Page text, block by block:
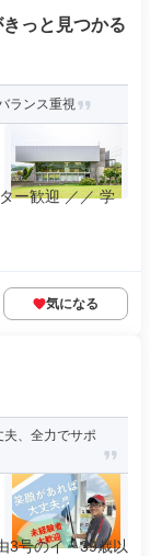
っと見つかる
ランス重視
ー歓迎 ／／ 学
気になる
夫、全力でサポ
3号のイ・39歳以